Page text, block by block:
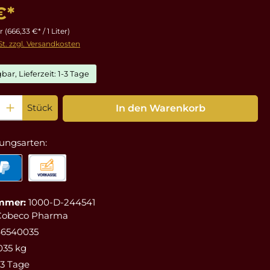
(666,33 €* / 1 Liter)
zzgl. Versandkosten
Lieferzeit: 1-3 Tage
Gib den gewünschten Wert ein oder benutze die Schaltflächen um die
Stück In den Warenkorb
1000-D-244541
Pharma
kg
Tage